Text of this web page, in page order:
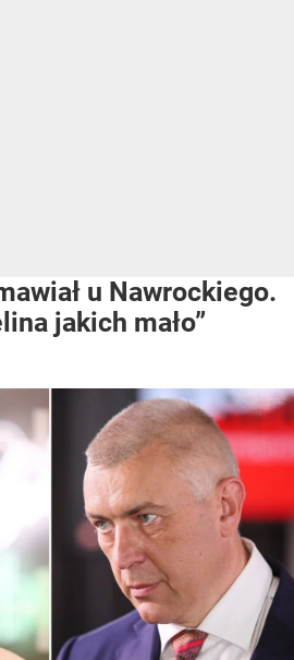
u Nawrockiego.
jakich mało”